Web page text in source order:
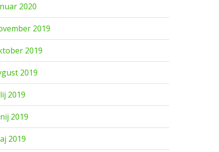
2020
2019
2019
2019
2019
2019
2019